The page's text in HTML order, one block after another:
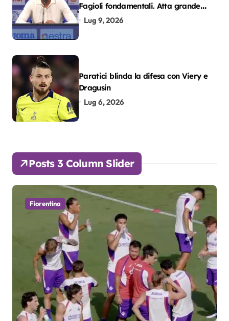
Fagioli fondamentali. Atta grande
colpo”
Lug 9, 2026
Paratici blinda la difesa con Viery e
Dragusin
Lug 6, 2026
Posts 3 Column Slider
Fiorentina